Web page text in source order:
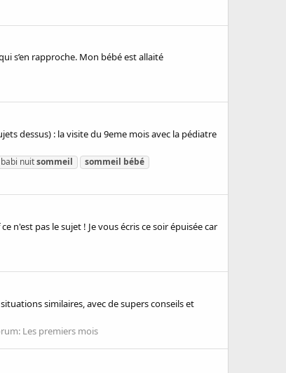
s’en rapproche. Mon bébé est allaité
dessus) : la visite du 9eme mois avec la pédiatre
nuitsommeil sommeil bébé
n'est pas le sujet ! Je vous écris ce soir épuisée car
similaires, avec de supers conseils et
Les premiers mois